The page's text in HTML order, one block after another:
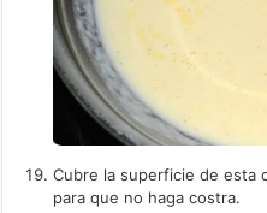
Cubre la superficie de esta
para que no haga costra.